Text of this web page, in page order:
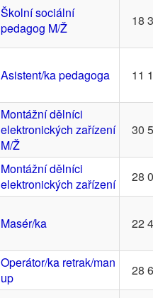
Školní sociální
pedagog M/Ž
18
Asistent/ka pedagoga 11
Montážní dělníci
elektronických zařízení
M/Ž
30
Montážní dělníci
elektronických zařízení
28
Masér/ka 22
Operátor/ka retrak/man
up
28